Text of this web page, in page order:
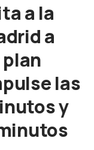
a la
a
las
y